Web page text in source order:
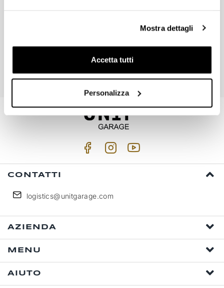
Mostra dettagli
Accetta tutti
Personalizza
Iscriviti
Accetto trattamento dati personali (Link)
CONTATTI
logistics@unitgarage.com
AZIENDA
MENU
AIUTO